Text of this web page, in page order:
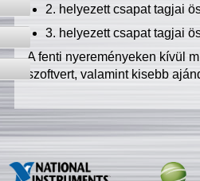
2. helyezett csapat tagjai
3. helyezett csapat tagjai
A fenti nyereményeken kívül
szoftvert, valamint kisebb